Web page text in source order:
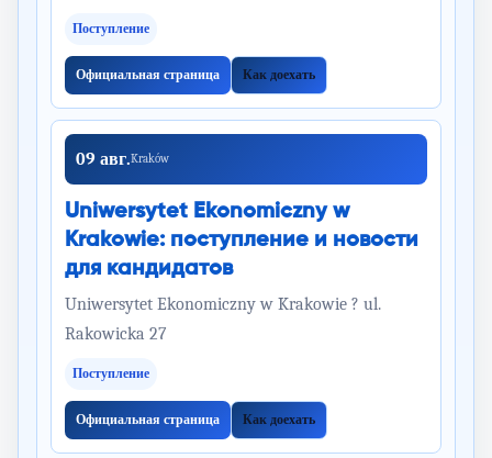
Поступление
Официальная страница Как доехать
09 авг.Kraków
Uniwersytet Ekonomiczny w
Krakowie: поступление и новости
для кандидатов
Uniwersytet Ekonomiczny w Krakowie ? ul.
Rakowicka 27
Поступление
Официальная страница Как доехать